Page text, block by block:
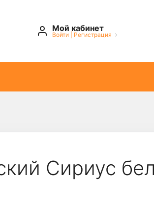
Мой кабинет
Войти Регистрация
Сириус